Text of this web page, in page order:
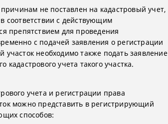
не поставлен на кадастровый учет,
соответствии с действующим
препятствием для проведения
с подачей заявления о регистрации
участок необходимо также подать заявление
кадастрового учета такого участка.
учета и регистрации права
можно представить в регистрирующий
способов: